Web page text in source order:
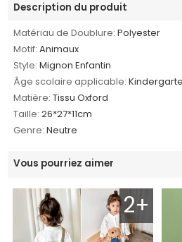
Description du produit
Matériau de Doublure: Polyester
Motif: Animaux
Style: Mignon Enfantin
Âge scolaire applicable:
Matière: Tissu Oxford
Taille: 26*27*11cm
Genre: Neutre
Vous pourriez aimer
2+